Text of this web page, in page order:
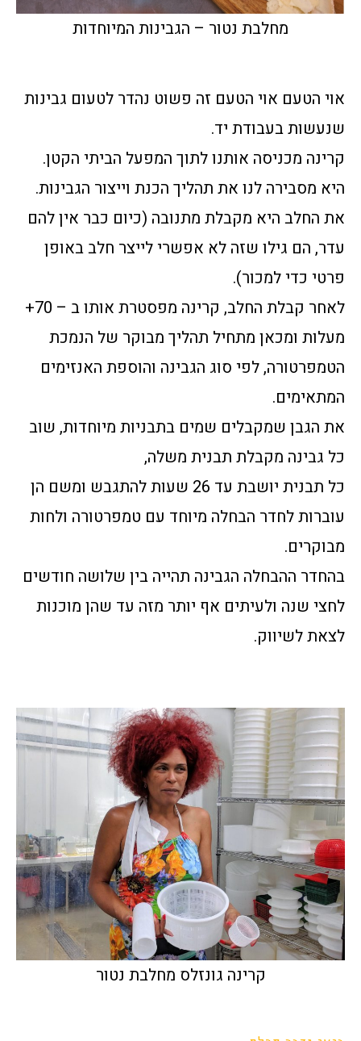
מחלבת נטור – הגבינות המיוחדות
אוי הטעם אוי הטעם זה פשוט נהדר לטעום גבינות
שנעשות בעבודת יד.
קרינה מכניסה אותנו לתוך המפעל הביתי הקטן.
היא מסבירה לנו את תהליך הכנת וייצור הגבינות.
את החלב היא מקבלת מתנובה (כיום כבר אין להם
עדר, הם גילו שזה לא אפשרי לייצר חלב באופן
פרטי כדי למכור).
לאחר קבלת החלב, קרינה מפסטרת אותו ב – 70+
מעלות ומכאן מתחיל תהליך מבוקר של הנמכת
הטמפרטורה, לפי סוג הגבינה והוספת האנזימים
המתאימים.
את הגבן שמקבלים שמים בתבניות מיוחדות, שוב
כל גבינה מקבלת תבנית משלה,
כל תבנית יושבת עד 26 שעות להתגבש ומשם הן
עוברות לחדר הבחלה מיוחד עם טמפרטורה ולחות
מבוקרים.
בהחדר ההבחלה הגבינה תהייה בין שלושה חודשים
לחצי שנה ולעיתים אף יותר מזה עד שהן מוכנות
לצאת לשיווק.
קרינה גונזלס מחלבת נטור